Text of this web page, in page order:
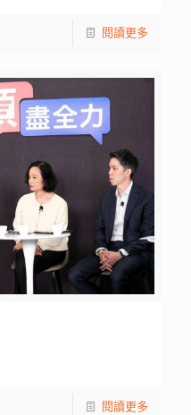
閱讀更多
閱讀更多